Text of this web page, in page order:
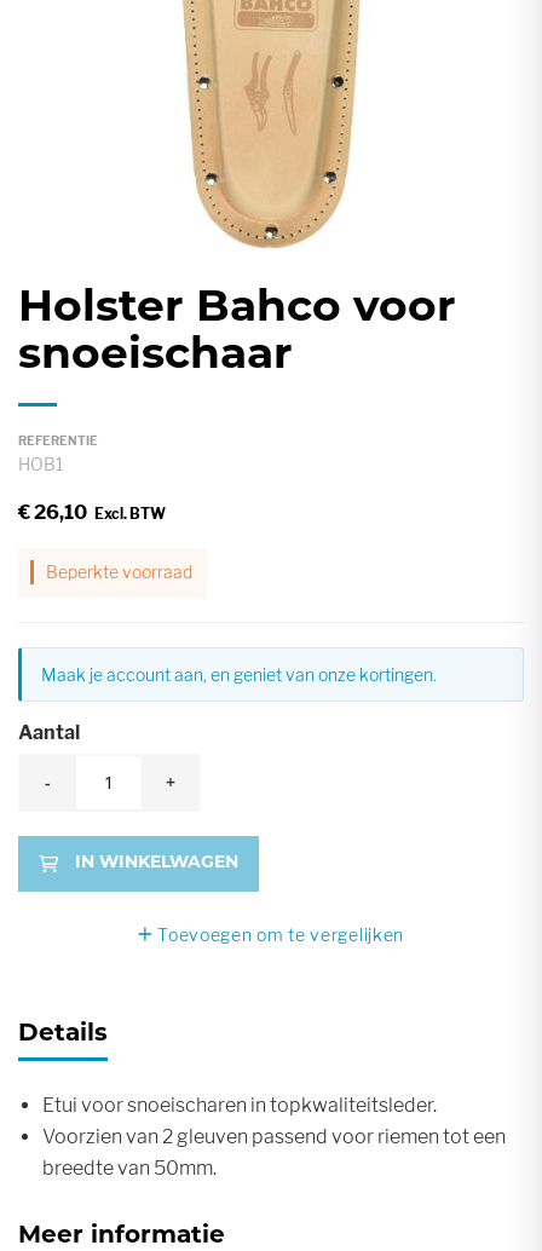
Ga
het
de
gallerij
Holster Bahco voor
snoeischaar
REFERENTIE
HOB1
€ 26,10
Beperkte voorraad
Maak je account aan, en geniet van onze kortingen.
Aantal
- +
IN WINKELWAGEN
Toevoegen om te vergelijken
Details
Etui voor snoeischaren in topkwaliteitsleder.
Voorzien van 2 gleuven passend voor riemen tot een
breedte van 50mm.
Meer informatie